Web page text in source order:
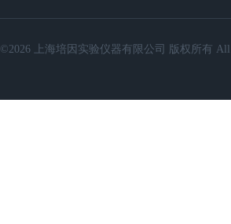
©2026 上海培因实验仪器有限公司 版权所有 All